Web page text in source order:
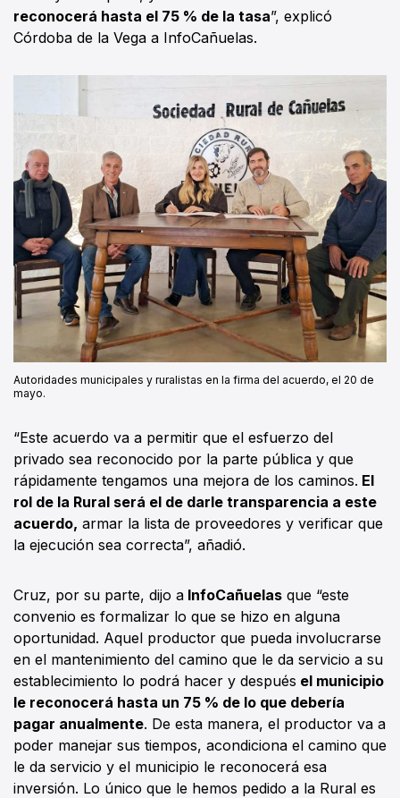
reconocerá hasta el 75 % de la tasa”, explicó
Córdoba de la Vega a InfoCañuelas.
Autoridades municipales y ruralistas en la firma del acuerdo, el 20 de
mayo.
“Este acuerdo va a permitir que el esfuerzo del
privado sea reconocido por la parte pública y que
rápidamente tengamos una mejora de los caminos. El
rol de la Rural será el de darle transparencia a este
acuerdo, armar la lista de proveedores y verificar que
la ejecución sea correcta”, añadió.
Cruz, por su parte, dijo a InfoCañuelas que “este
convenio es formalizar lo que se hizo en alguna
oportunidad. Aquel productor que pueda involucrarse
en el mantenimiento del camino que le da servicio a su
establecimiento lo podrá hacer y después el municipio
le reconocerá hasta un 75 % de lo que debería
pagar anualmente. De esta manera, el productor va a
poder manejar sus tiempos, acondiciona el camino que
le da servicio y el municipio le reconocerá esa
inversión. Lo único que le hemos pedido a la Rural es